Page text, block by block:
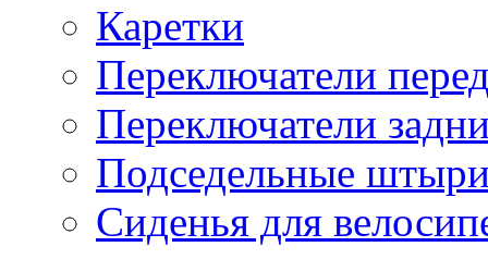
Каретки
Переключатели
Переключатели
Подседельные
Сиденья для